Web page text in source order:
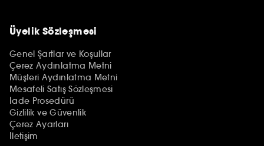
Üyelik Sözleşmesi
Genel Şartlar ve Koşullar
Çerez Aydınlatma Metni
Müşteri Aydınlatma Metni
Mesafeli Satış Sözleşmesi
İade Prosedürü
Gizlilik ve Güvenlik
Çerez Ayarları
İletişim